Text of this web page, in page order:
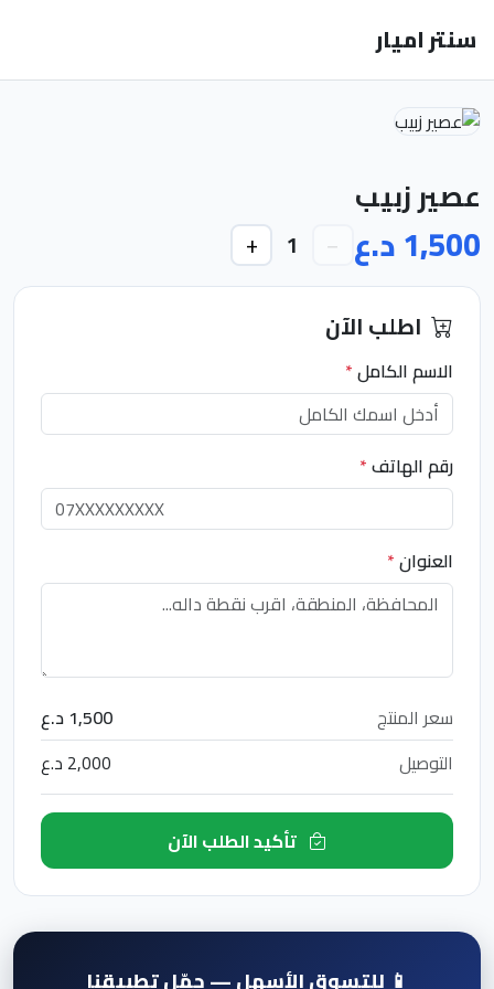
سنتر اميار
عصير زبيب
1,500 د.ع −
1
+
اطلب الآن
الاسم الكامل*
رقم الهاتف*
العنوان*
سعر المنتج
1,500 د.ع
التوصيل
2,000 د.ع
📱 للتسوق الأسهل — حمّل تطبيقنا